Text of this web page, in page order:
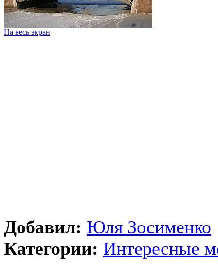
На весь экран
Добавил: Юля Зосименко
Категории: Интересные